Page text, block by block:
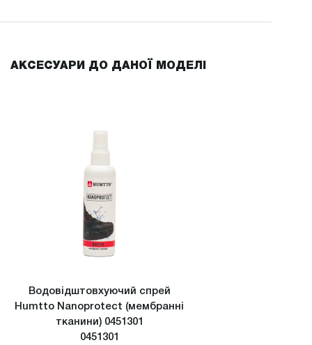
АКСЕСУАРИ ДО ДАНОЇ МОДЕЛІ
Водовідштовхуючий спрей
Humtto Nanoprotect (мембранні
тканини) 0451301
0451301